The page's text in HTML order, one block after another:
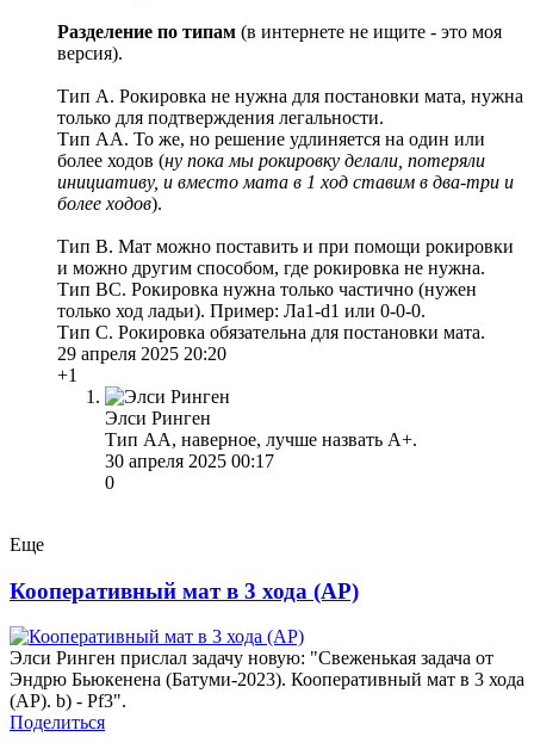
Разделение по типам (в интернете не ищите - это моя
версия).
Тип А. Рокировка не нужна для постановки мата, нужна
только для подтверждения легальности.
Тип АА. То же, но решение удлиняется на один или
более ходов (ну пока мы рокировку делали, потеряли
инициативу, и вместо мата в 1 ход ставим в два-три и
более ходов).
Тип В. Мат можно поставить и при помощи рокировки
и можно другим способом, где рокировка не нужна.
Тип ВС. Рокировка нужна только частично (нужен
только ход ладьи). Пример: Ла1-d1 или 0-0-0.
Тип С. Рокировка обязательна для постановки мата.
29 апреля 2025 20:20
+1
Элси Ринген
Тип АА, наверное, лучше назвать А+.
30 апреля 2025 00:17
0
Еще
Кооперативный мат в 3 хода (АР)
Элси Ринген прислал задачу новую: "Свеженькая задача от
Эндрю Бьюкенена (Батуми-2023). Кооперативный мат в 3 хода
(АР). b) - Pf3".
Поделиться